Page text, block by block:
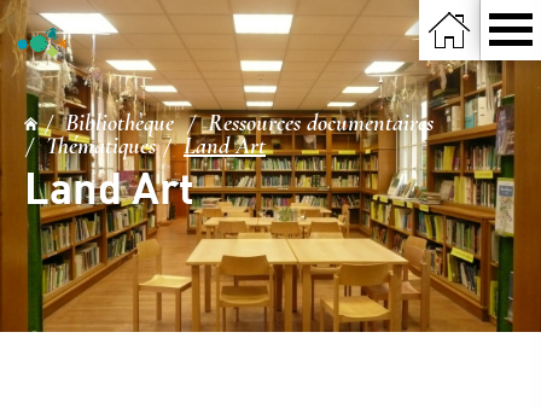
Bibliothèque Ressources documentaires
Thématiques Land Art
Land Art